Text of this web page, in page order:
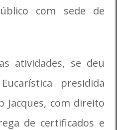
com sede de
atividades, se deu
presidida
Jacques, com direito
de certificados e